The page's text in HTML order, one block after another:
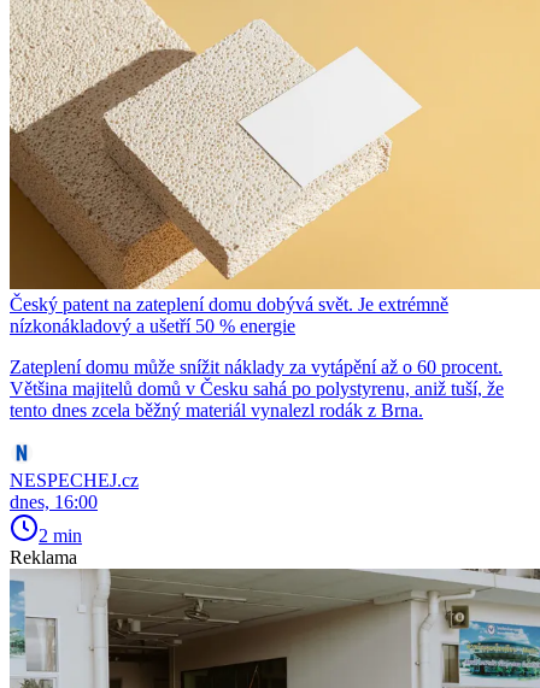
Český patent na zateplení domu dobývá svět. Je extrémně
nízkonákladový a ušetří 50 % energie
Zateplení domu může snížit náklady za vytápění až o 60 procent.
Většina majitelů domů v Česku sahá po polystyrenu, aniž tuší, že
tento dnes zcela běžný materiál vynalezl rodák z Brna.
NESPECHEJ.cz
dnes, 16:00
2 min
Reklama